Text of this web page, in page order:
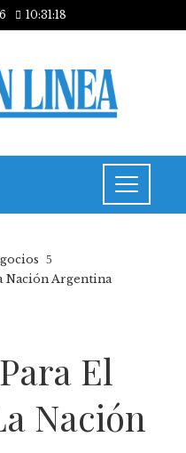
10:31:18
Nación Argentina
El
Nación